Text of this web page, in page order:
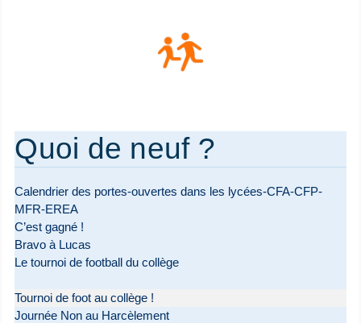
Quoi de neuf ?
Calendrier des portes-ouvertes dans les lycées-CFA-CFP-
MFR-EREA
C’est gagné !
Bravo à Lucas
Le tournoi de football du collège
Tournoi de foot au collège !
Journée Non au Harcèlement